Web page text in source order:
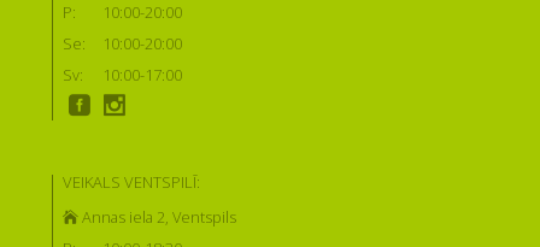
P:
10:00-20:00
Se:
10:00-20:00
Sv:
10:00-17:00
VEIKALS VENTSPILĪ:
Annas iela 2, Ventspils